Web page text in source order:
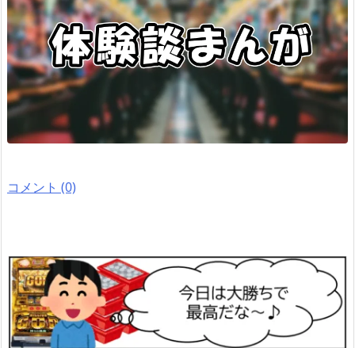
コメント (0)